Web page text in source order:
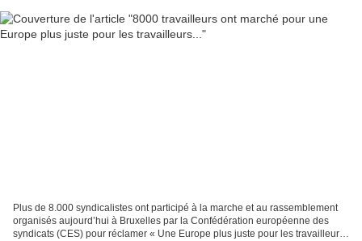
Plus de 8.000 syndicalistes ont participé à la marche et au rassemblement
organisés aujourd’hui à Bruxelles par la Confédération européenne des
syndicats (CES) pour réclamer « Une Europe plus juste pour les travailleurs